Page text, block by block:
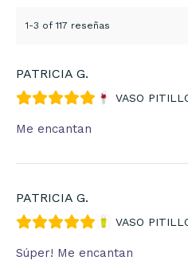
1-3 of 117 reseñas
PATRICIA G.
VASO
Me encantan
PATRICIA G.
VASO
Súper! Me encantan